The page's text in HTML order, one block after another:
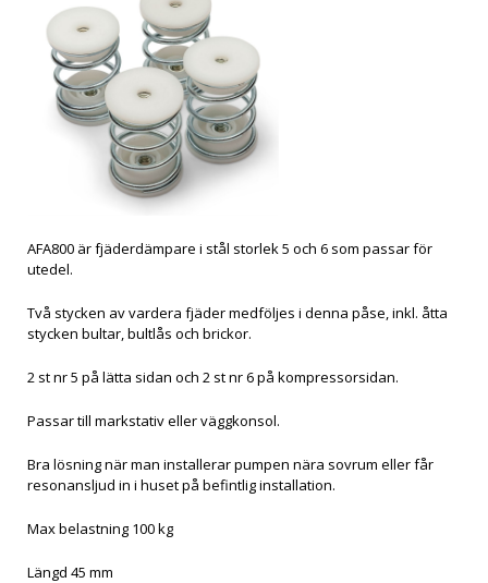
AFA800 är fjäderdämpare i stål storlek 5 och 6 som passar för
utedel.
Två stycken av vardera fjäder medföljes i denna påse, inkl. åtta
stycken bultar, bultlås och brickor.
2 st nr 5 på lätta sidan och 2 st nr 6 på kompressorsidan.
Passar till markstativ eller väggkonsol.
Bra lösning när man installerar pumpen nära sovrum eller får
resonansljud in i huset på befintlig installation.
Max belastning 100 kg
Längd 45 mm